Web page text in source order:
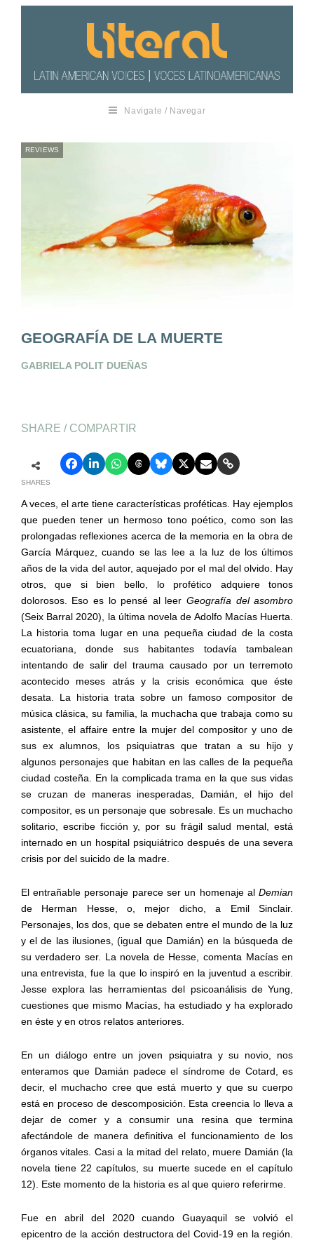
Navigate / Navegar
REVIEWS
GEOGRAFÍA DE LA MUERTE
GABRIELA POLIT DUEÑAS
SHARE / COMPARTIR
SHARES
A veces, el arte tiene características proféticas. Hay ejemplos
que pueden tener un hermoso tono poético, como son las
prolongadas reflexiones acerca de la memoria en la obra de
García Márquez, cuando se las lee a la luz de los últimos
años de la vida del autor, aquejado por el mal del olvido. Hay
otros, que si bien bello, lo profético adquiere tonos
dolorosos. Eso es lo pensé al leerGeografía del asombro
(Seix Barral 2020), la última novela de Adolfo Macías Huerta.
La historia toma lugar en una pequeña ciudad de la costa
ecuatoriana, donde sus habitantes todavía tambalean
intentando de salir del trauma causado por un terremoto
acontecido meses atrás y la crisis económica que éste
desata. La historia trata sobre un famoso compositor de
música clásica, su familia, la muchacha que trabaja como su
asistente, el affaire entre la mujer del compositor y uno de
sus ex alumnos, los psiquiatras que tratan a su hijo y
algunos personajes que habitan en las calles de la pequeña
ciudad costeña. En la complicada trama en la que sus vidas
se cruzan de maneras inesperadas, Damián, el hijo del
compositor, es un personaje que sobresale. Es un muchacho
solitario, escribe ficción y, por su frágil salud mental, está
internado en un hospital psiquiátrico después de una severa
crisis por del suicido de la madre.
El entrañable personaje parece ser un homenaje alDemian
de Herman Hesse, o, mejor dicho, a Emil Sinclair.
Personajes, los dos, que se debaten entre el mundo de la luz
y el de las ilusiones, (igual que Damián) en la búsqueda de
su verdadero ser. La novela de Hesse, comenta Macías en
una entrevista, fue la que lo inspiró en la juventud a escribir.
Jesse explora las herramientas del psicoanálisis de Yung,
cuestiones que mismo Macías, ha estudiado y ha explorado
en éste y en otros relatos anteriores.
En un diálogo entre un joven psiquiatra y su novio, nos
enteramos que Damián padece el síndrome de Cotard, es
decir, el muchacho cree que está muerto y que su cuerpo
está en proceso de descomposición. Esta creencia lo lleva a
dejar de comer y a consumir una resina que termina
afectándole de manera definitiva el funcionamiento de los
órganos vitales. Casi a la mitad del relato, muere Damián (la
novela tiene 22 capítulos, su muerte sucede en el capítulo
12). Este momento de la historia es al que quiero referirme.
Fue en abril del 2020 cuando Guayaquil se volvió el
epicentro de la acción destructora del Covid-19 en la región.